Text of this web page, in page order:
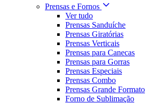
Prensas e Fornos
Ver tudo
Prensas Sanduíche
Prensas Giratórias
Prensas Verticais
Prensas para Canecas
Prensas para Gorras
Prensas Especiais
Prensas Combo
Prensas Grande Formato
Forno de Sublimação